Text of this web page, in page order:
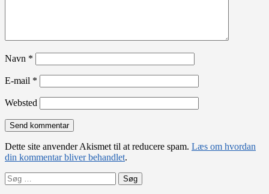
Navn *
E-mail *
Websted
Dette site anvender Akismet til at reducere spam. Læs om hvordan
din kommentar bliver behandlet.
Søg
efter: